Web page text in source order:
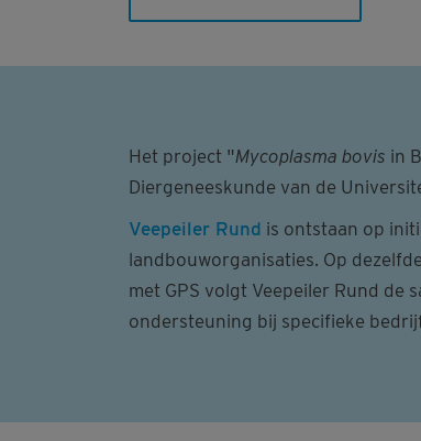
Het project "Mycoplasma bovis in
Diergeneeskunde van de
Veepeiler Rund is ontstaan op
landbouworganisaties. Op
met GPS volgt Veepeiler Rund
ondersteuning bij specifieke